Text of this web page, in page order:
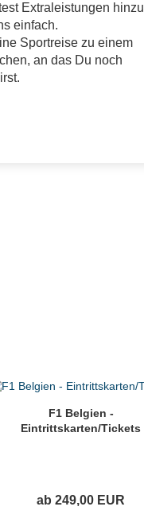
Extraleistungen hinzu
einfach.
Sportreise zu einem
an das Du noch
F1 Belgien -
Eintrittskarten/Tickets
ab 249,00 EUR